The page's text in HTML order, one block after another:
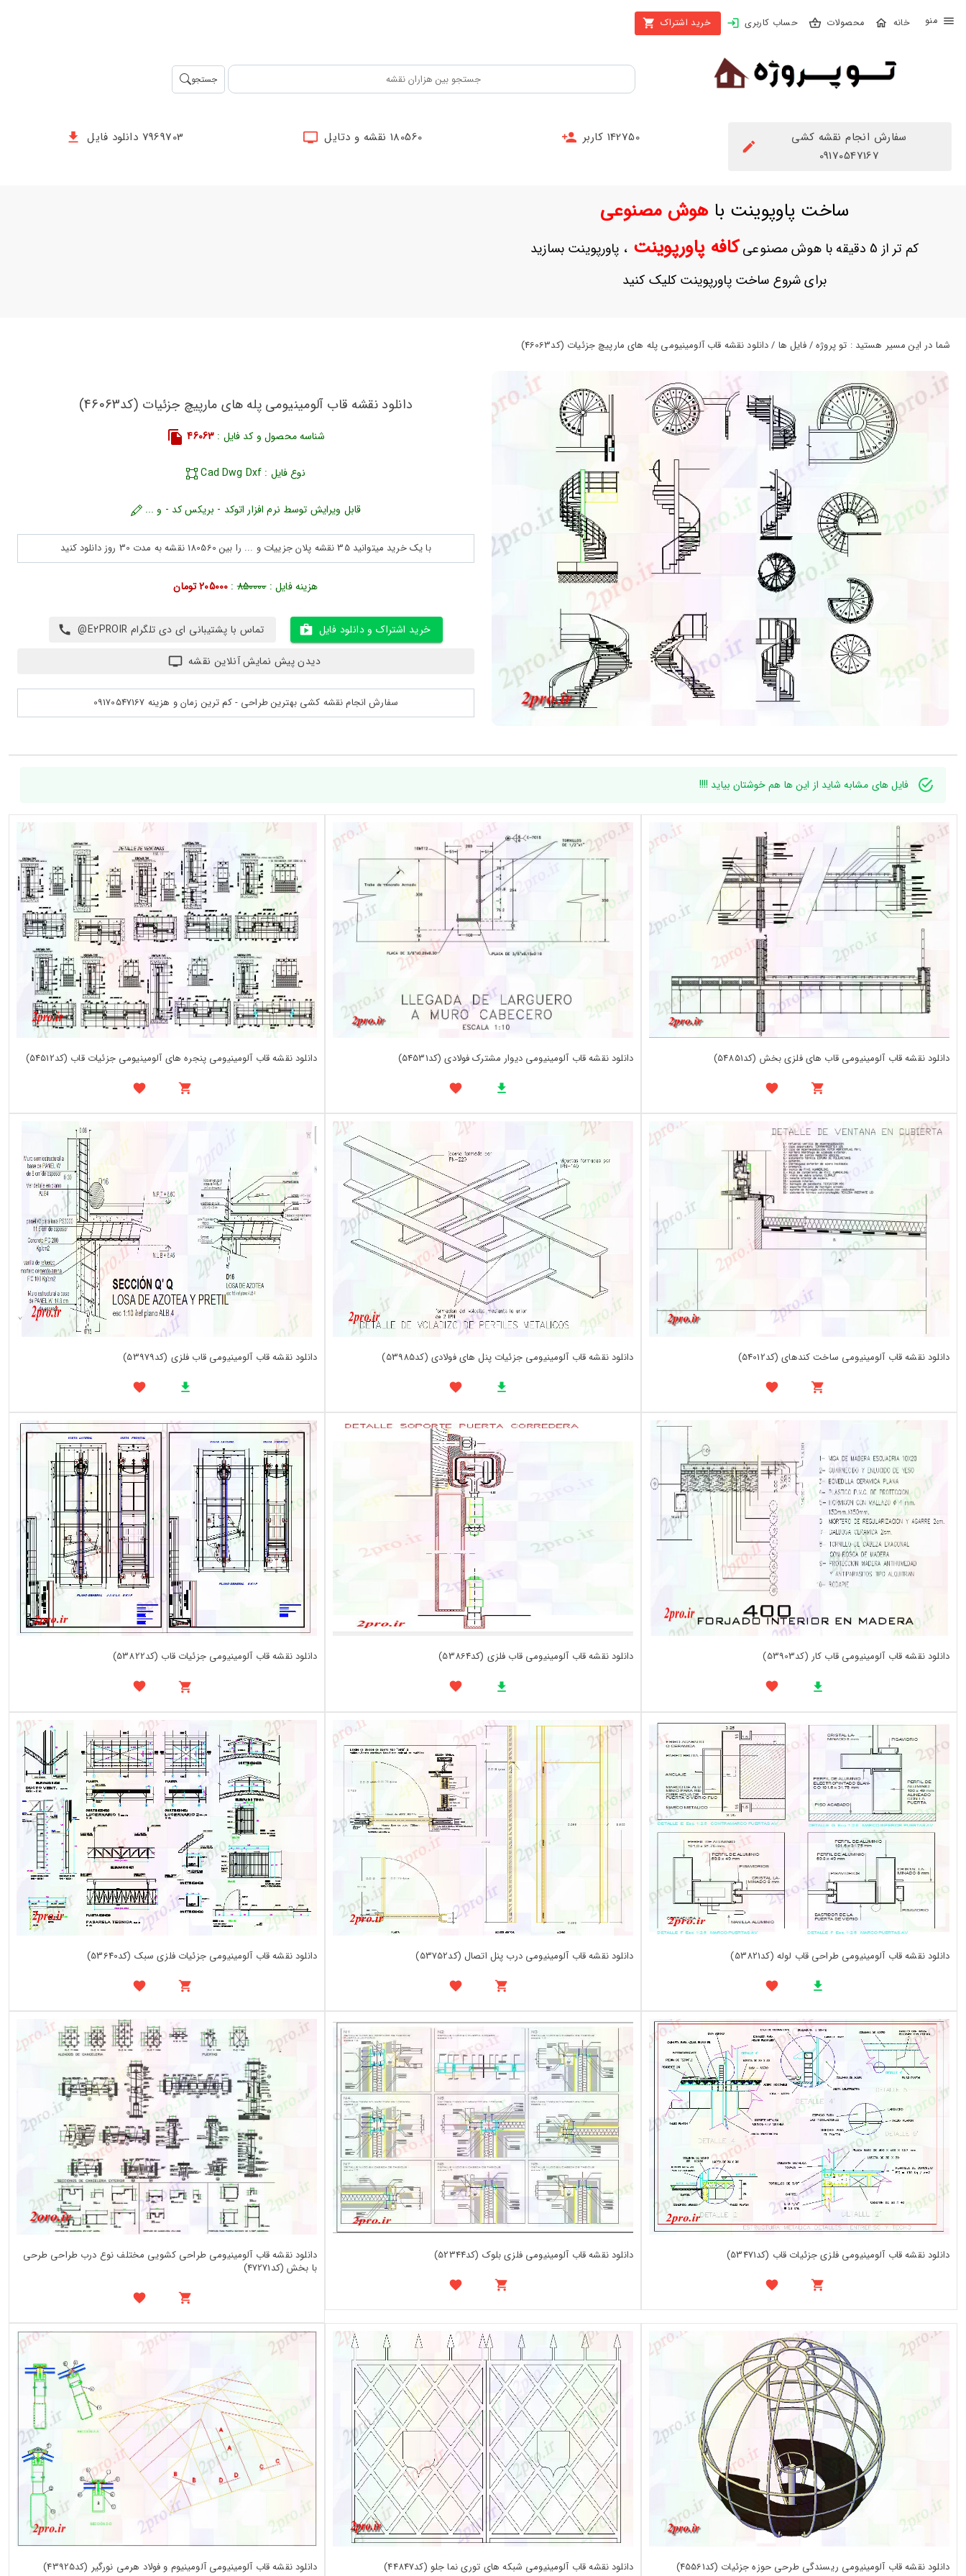
محصولات حساب کاربری خرید اشتراک
بستن
محصولات
حساب
ثبت
نام
بازیابی
مندی
جستجو
سفارش انجام نقشه کشی
09170547167
142750 کاربر 180560 نقشه و دتایل 7969703 دانلود فایل
ساخت پاوپوینت باهوش مصنوعی
کم تر از 5 دقیقه با هوش مصنوعی کافه پاورپوینت، پاورپوینت بسازید
برای شروع ساخت پاورپوینت کلیک کنید
شما در این مسیر هستید : تو پروژه / فایل ها / دانلود نقشه قاب آلومینیومی پله های مارپیچ جزئیات (کد46063)
دانلود نقشه قاب آلومینیومی پله های مارپیچ جزئیات (کد46063)
شناسه محصول و کد فایل : 46063
نوع فایل : Cad Dwg Dxf
قابل ویرایش توسط نرم افزار اتوکد - بریکس کد - و ...
با یک خرید میتوانید 35 نقشه پلان جزییات و ... را بین 180560 نقشه به مدت 30 روز دانلود کنید
هزینه فایل :850000
: 205000 تومان
خرید اشتراک و دانلود فایل
تماس با پشتیبانی ای دی تلگرام E2PROIR@
دیدن پیش نمایش آنلاین نقشه
سفارش انجام نقشه کشی بهترین طراحی - کم ترین زمان و هزینه 09170547167
فایل های مشابه شاید از این ها هم خوشتان بیاید !!!!
دانلود نقشه قاب آلومینیومی قاب های فلزی بخش (کد54851) دانلود نقشه قاب آلومینیومی دیوار مشترک فولادی (کد54531) دانلود نقشه قاب آلومینیومی پنجره های آلومینیومی جزئیات قاب (کد54512)
دانلود نقشه قاب آلومینیومی ساخت کندهای (کد54012) دانلود نقشه قاب آلومینیومی جزئیات پنل های فولادی (کد53985) دانلود نقشه قاب آلومینیومی قاب فلزی (کد53979)
دانلود نقشه قاب آلومینیومی قاب کار (کد53903) دانلود نقشه قاب آلومینیومی قاب فلزی (کد53864) دانلود نقشه قاب آلومینیومی جزئیات قاب (کد53822)
دانلود نقشه قاب آلومینیومی طراحی قاب لوله (کد53821) دانلود نقشه قاب آلومینیومی درب پنل اتصال (کد53752) دانلود نقشه قاب آلومینیومی جزئیات فلزی سبک (کد53640)
دانلود نقشه قاب آلومینیومی فلزی جزئیات قاب (کد53471) دانلود نقشه قاب آلومینیومی فلزی بلوک (کد52344)
دانلود نقشه قاب آلومینیومی طراحی کشویی مختلف نوع درب طراحی طرحی
با بخش (کد47271)
دانلود نقشه قاب آلومینیومی ریسندگی طرحی حوزه جزئیات (کد45561) دانلود نقشه قاب آلومینیومی شبکه های توری نما جلو (کد44847) دانلود نقشه قاب آلومینیومی آلومینیوم و فولاد هرمی نورگیر (کد43925)